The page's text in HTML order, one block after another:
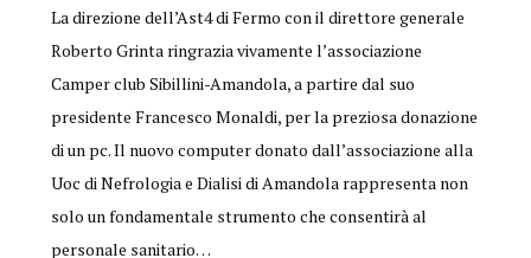
La direzione dell’Ast4 di Fermo con il direttore generale
Roberto Grinta ringrazia vivamente l’associazione
Camper club Sibillini-Amandola, a partire dal suo
presidente Francesco Monaldi, per la preziosa donazione
di un pc. Il nuovo computer donato dall’associazione alla
Uoc di Nefrologia e Dialisi di Amandola rappresenta non
solo un fondamentale strumento che consentirà al
personale sanitario…